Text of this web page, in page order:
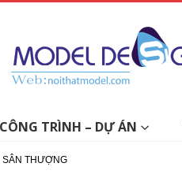
CÔNG TRÌNH – DỰ ÁN
SÂN THƯỢNG